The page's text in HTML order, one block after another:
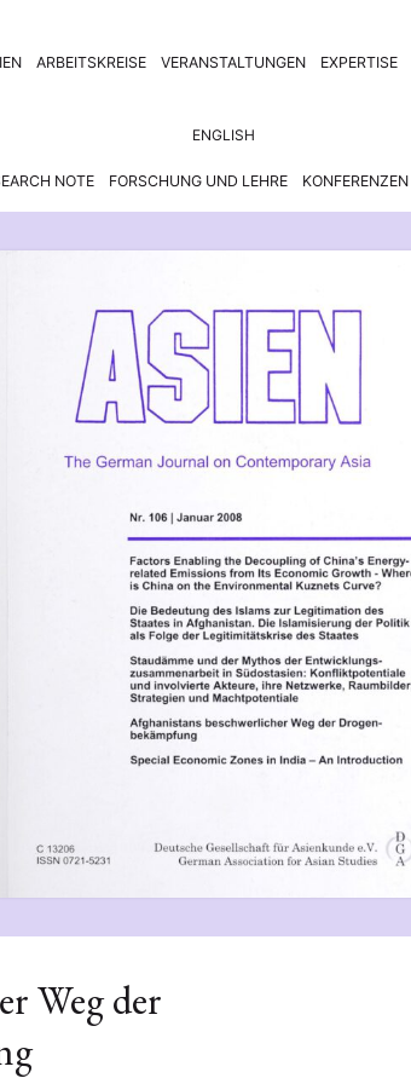
ARBEITSKREISE VERANSTALTUNGEN EXPERTISE
ENGLISH
NOTE FORSCHUNG UND LEHRE KONFERENZEN
Weg der